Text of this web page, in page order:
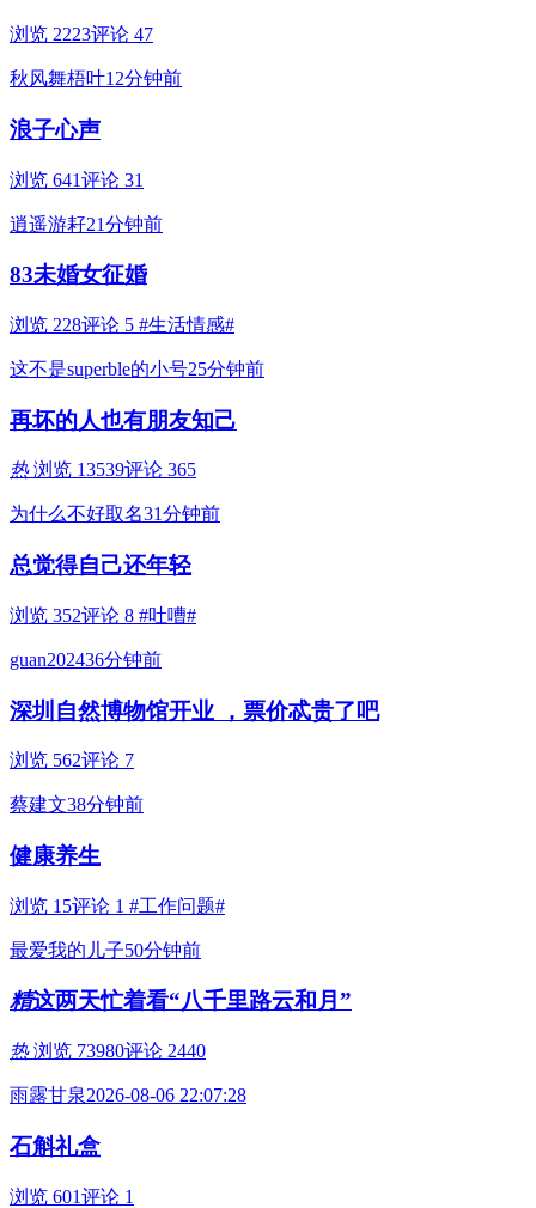
浏览 2223评论 47
秋风舞梧叶12分钟前
浪子心声
浏览 641评论 31
逍遥游耔21分钟前
83未婚女征婚
浏览 228评论 5 #生活情感#
这不是superble的小号25分钟前
再坏的人也有朋友知己
热 浏览 13539评论 365
为什么不好取名31分钟前
总觉得自己还年轻
浏览 352评论 8 #吐嘈#
guan202436分钟前
深圳自然博物馆开业 ，票价忒贵了吧
浏览 562评论 7
蔡建文38分钟前
健康养生
浏览 15评论 1 #工作问题#
最爱我的儿子50分钟前
精这两天忙着看“八千里路云和月”
热 浏览 73980评论 2440
雨露甘泉2026-08-06 22:07:28
石斛礼盒
浏览 601评论 1